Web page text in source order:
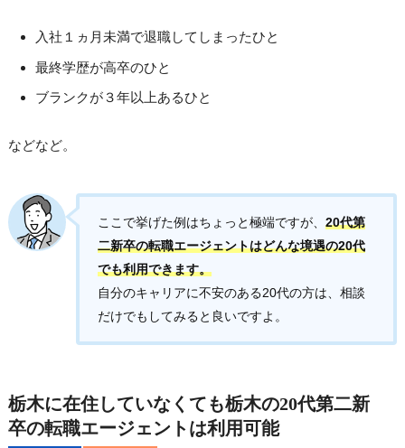
入社１ヵ月未満で退職してしまったひと
最終学歴が高卒のひと
ブランクが３年以上あるひと
などなど。
ここで挙げた例はちょっと極端ですが、 20代第
二新卒の転職エージェントはどんな境遇の20代
でも利用できます。
自分のキャリアに不安のある20代の方は、相談
だけでもしてみると良いですよ。
栃木に在住していなくても栃木の20代第二新
卒の転職エージェントは利用可能